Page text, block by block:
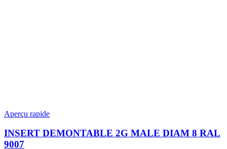
Aperçu rapide
INSERT DEMONTABLE 2G MALE DIAM 8 RAL
9007